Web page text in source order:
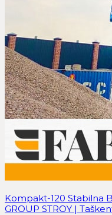
Kompakt-120 Stabilna
GROUP STROY |